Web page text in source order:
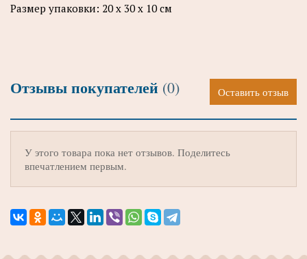
Размер упаковки: 20 х 30 х 10 см
Отзывы покупателей (0) Оставить отзыв
У этого товара пока нет отзывов. Поделитесь
впечатлением первым.